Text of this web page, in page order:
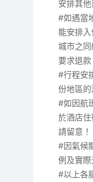
安排其
#如遇當
能安排
城市之
要求退款
#行程安
份地區
#如因航
於酒店
請留意！
#因氣候
例及實
#以上各